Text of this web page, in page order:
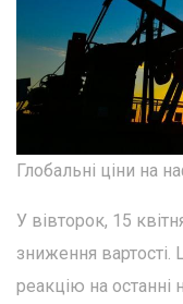
Глобальні ціни на
У вівторок, 15
зниження
реакцію на останні